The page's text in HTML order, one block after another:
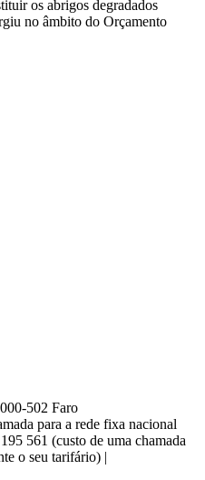
os abrigos degradados
no âmbito do Orçamento
502 Faro
para a rede fixa nacional
561 (custo de uma chamada
o seu tarifário) |